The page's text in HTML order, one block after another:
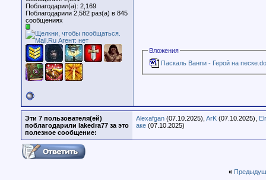
Поблагодарил(а): 2,169
Поблагодарили 2,582 раз(а) в 845
сообщениях
Вложения
Паскаль Ванпи - Герой на
Эти 7 пользователя(ей)
поблагодарили lakedra77 за это
полезное сообщение:
Alexafgan (07.10.2025), ArK (07.10.2025),
аке (07.10.2025)
«